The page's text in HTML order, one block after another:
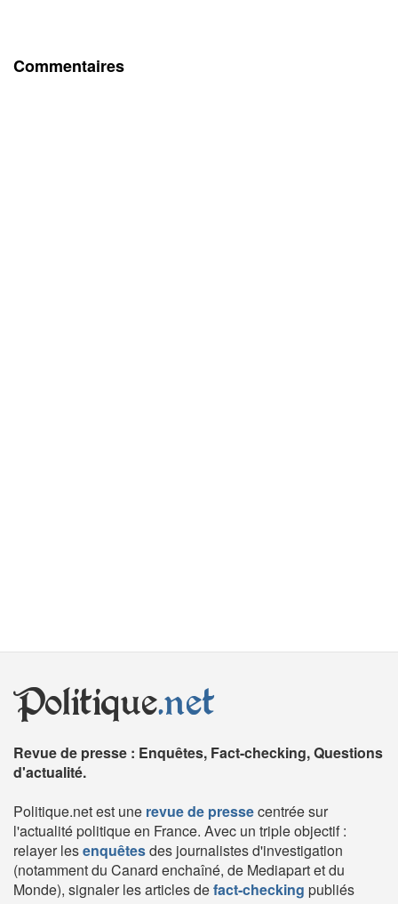
Commentaires
Politique.net
Revue de presse : Enquêtes, Fact-checking, Questions
d'actualité.
Politique.net est une revue de pressecentrée sur
l'actualité politique en France. Avec un triple objectif :
relayer lesenquêtesdes journalistes d'investigation
(notamment du Canard enchaîné, de Mediapart et du
Monde), signaler les articles defact-checking publiés